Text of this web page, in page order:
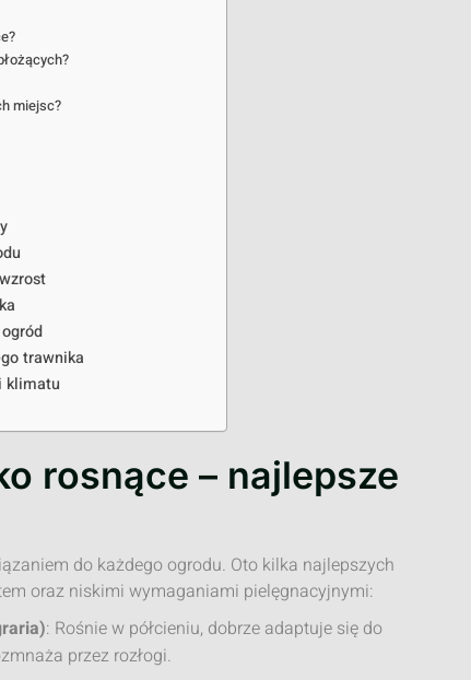
miejsc?
trawnika
klimatu
rosnące – najlepsze
do każdego ogrodu. Oto kilka najlepszych
oraz niskimi wymaganiami pielęgnacyjnymi:
: Rośnie w półcieniu, dobrze adaptuje się do
przez rozłogi.